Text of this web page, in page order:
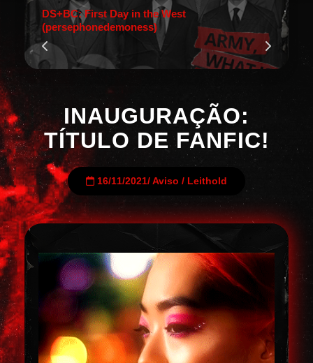
DS+BC: First Day in the West
(persephonedemoness)
INAUGURAÇÃO:
TÍTULO DE FANFIC!
16/11/2021/ Aviso / Leithold